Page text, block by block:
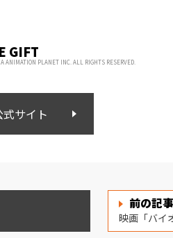
GIFT
ANIMATION PLANET INC. ALL RIGHTS RESERVED.
サイト
前の記
映画「バイ